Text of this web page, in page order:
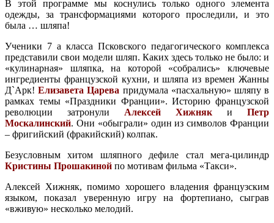
В этой программе мы коснулись только одного элемента
одежды, за трансформациями которого проследили, и это
была … шляпа!
Ученики 7 а класса Псковского педагогического комплекса
представили свои модели шляп. Каких здесь только не было: и
«кулинарная» шляпка, на которой «собрались» ключевые
ингредиенты французской кухни, и шляпа из времен Жанны
Д`Арк!Елизавета Царева придумала «пасхальную» шляпу в
рамках темы «Праздники Франции». Историю французской
революции затронули Алексей Хижняк и Петр
Москалинский. Они «обыграли» один из символов Франции
– фригийский (фракийский) колпак.
Безусловным хитом шляпного дефиле стал мега-цилиндр
Кристины Прошакиной по мотивам фильма «Такси».
Алексей Хижняк, помимо хорошего владения французским
языком, показал уверенную игру на фортепиано, сыграв
«вживую» несколько мелодий.